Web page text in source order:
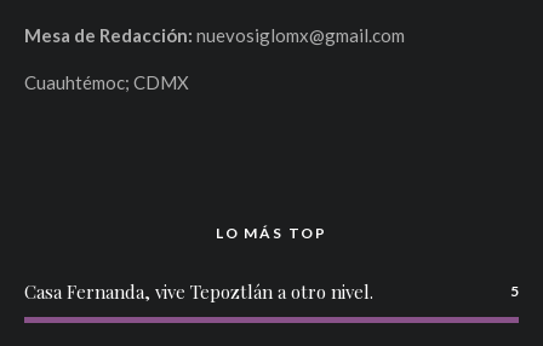
Mesa de Redacción: nuevosiglomx@gmail.com
Cuauhtémoc; CDMX
LO MÁS TOP
Casa Fernanda, vive Tepoztlán a otro nivel. 5